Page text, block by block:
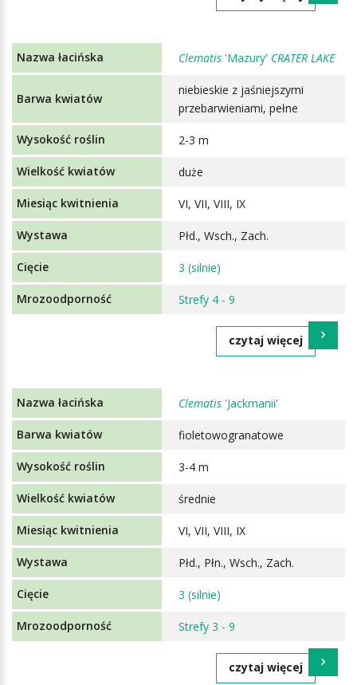
Clematis 'Mazury' CRATER LAKE
niebieskie z jaśniejszymi
przebarwieniami, pełne
2-3 m
duże
VI, VII, VIII, IX
Płd., Wsch., Zach.
3 (silnie)
Strefy 4 - 9
czytaj więcej
Clematis 'Jackmanii'
fioletowogranatowe
3-4 m
średnie
VI, VII, VIII, IX
Płd., Płn., Wsch., Zach.
3 (silnie)
Strefy 3 - 9
czytaj więcej